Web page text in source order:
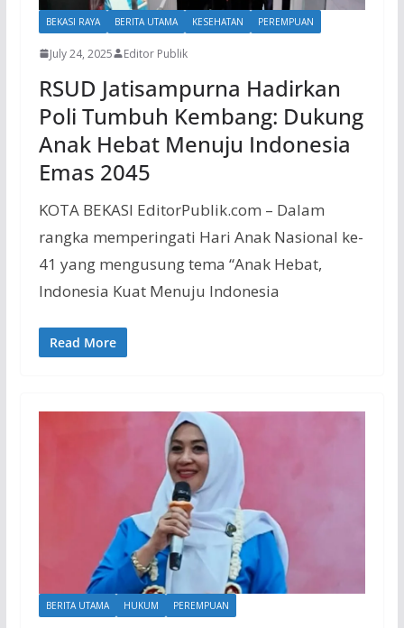
BEKASI RAYA BERITA UTAMA KESEHATAN PEREMPUAN
July 24, 2025 Editor Publik
RSUD Jatisampurna Hadirkan
Poli Tumbuh Kembang: Dukung
Anak Hebat Menuju Indonesia
Emas 2045
KOTA BEKASI EditorPublik.com – Dalam
rangka memperingati Hari Anak Nasional ke-
41 yang mengusung tema “Anak Hebat,
Indonesia Kuat Menuju Indonesia
Read More
BERITA UTAMA HUKUM PEREMPUAN